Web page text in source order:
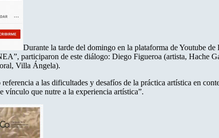
Durante la tarde del domingo en la plataforma de Youtube
participaron de este diálogo: Diego Figueroa (artista, Hache
Villa Ángela).
a las dificultades y desafíos de la práctica artística en
que nutre a la experiencia artística”.